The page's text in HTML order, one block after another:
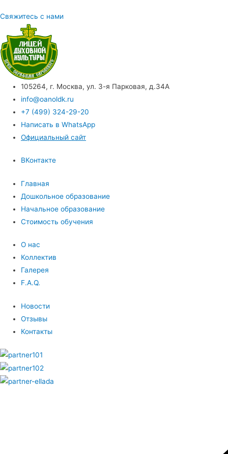
Свяжитесь с нами
105264, г. Москва, ул. 3-я Парковая, д.34А
info@oanoldk.ru
+7 (499) 324-29-20
Написать в WhatsApp
Официальный сайт
ВКонтакте
Главная
Дошкольное образование
Начальное образование
Стоимость обучения
О нас
Коллектив
Галерея
F.A.Q.
Новости
Отзывы
Контакты